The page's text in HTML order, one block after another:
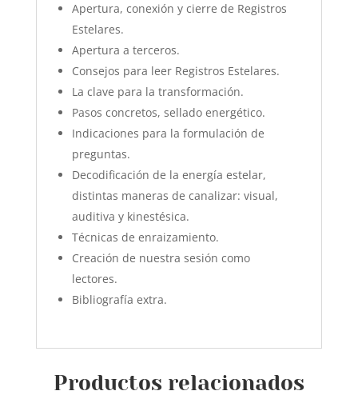
Apertura, conexión y cierre de Registros
Estelares.
Apertura a terceros.
Consejos para leer Registros Estelares.
La clave para la transformación.
Pasos concretos, sellado energético.
Indicaciones para la formulación de
preguntas.
Decodificación de la energía estelar,
distintas maneras de canalizar: visual,
auditiva y kinestésica.
Técnicas de enraizamiento.
Creación de nuestra sesión como
lectores.
Bibliografía extra.
Productos relacionados